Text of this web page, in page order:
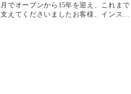
月でオープンから15年を迎え、これまで
支えてくださいましたお客様、インスト